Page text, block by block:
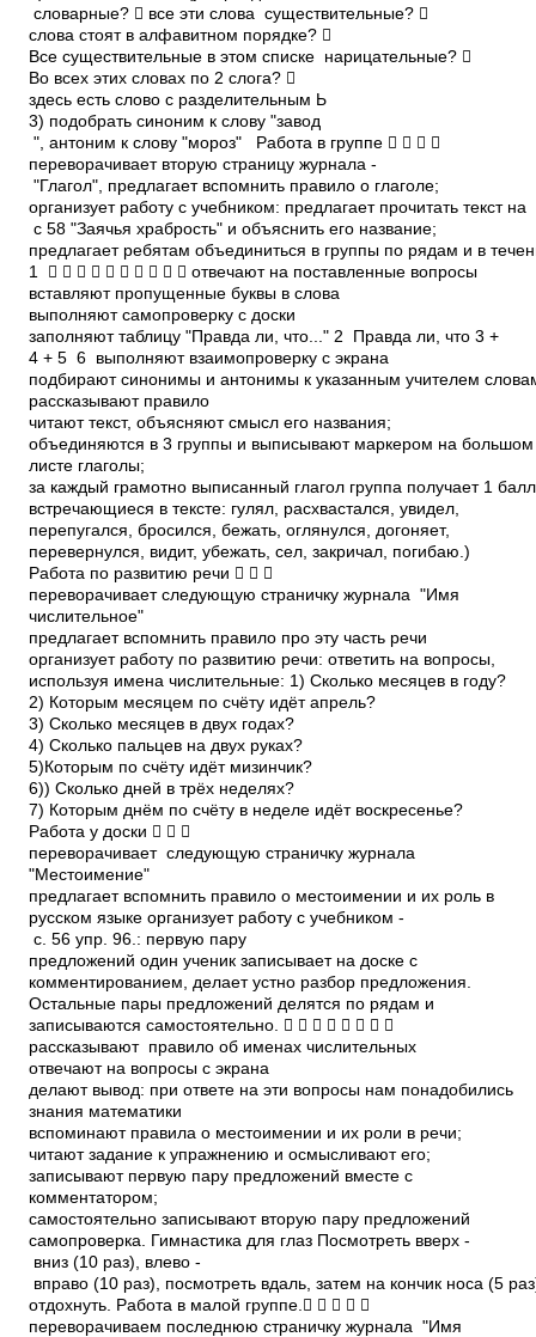
словарные?  все эти слова ­ существительные? 
слова стоят в алфавитном порядке? 
Все существительные в этом списке ­ нарицательные? 
Во всех этих словах по 2 слога? 
здесь есть слово с разделительным Ь
3) подобрать синоним к слову "завод
", антоним к слову "мороз" Работа в группе    
переворачивает вторую страницу журнала ­
"Глагол", предлагает вспомнить правило о глаголе;
организует работу с учебником: предлагает прочитать текст на
с 58 "Заячья храбрость" и объяснить его название;
предлагает ребятам объединиться в группы по рядам и в
1 ­           отвечают на поставленные вопросы
вставляют пропущенные буквы в слова
выполняют самопроверку с доски
заполняют таблицу "Правда ли, что..." 2 ­ Правда ли, что 3 +
4 + 5 ­ 6 ­ выполняют взаимопроверку с экрана
подбирают синонимы и антонимы к указанным учителем
рассказывают правило
читают текст, объясняют смысл его названия;
объединяются в 3 группы и выписывают маркером на
листе глаголы;
за каждый грамотно выписанный глагол группа получает 1
встречающиеся в тексте: гулял, расхвастался, увидел,
перепугался, бросился, бежать, оглянулся, догоняет,
перевернулся, видит, убежать, сел, закричал, погибаю.)
Работа по развитию речи   
переворачивает следующую страничку журнала ­ "Имя
числительное"
предлагает вспомнить правило про эту часть речи
организует работу по развитию речи: ответить на вопросы,
используя имена числительные: 1) Сколько месяцев в году?
2) Которым месяцем по счёту идёт апрель?
3) Сколько месяцев в двух годах?
4) Сколько пальцев на двух руках?
5)Которым по счёту идёт мизинчик?
6)) Сколько дней в трёх неделях?
7) Которым днём по счёту в неделе идёт воскресенье?
Работа у доски   
переворачивает следующую страничку журнала ­
"Местоимение"
предлагает вспомнить правило о местоимении и их роль в
русском языке организует работу с учебником ­
с. 56 упр. 96.: первую пару
предложений один ученик записывает на доске с
комментированием, делает устно разбор предложения.
Остальные пары предложений делятся по рядам и
записываются самостоятельно.        
рассказывают правило об именах числительных
отвечают на вопросы с экрана
делают вывод: при ответе на эти вопросы нам понадобились
знания математики
вспоминают правила о местоимении и их роли в речи;
читают задание к упражнению и осмысливают его;
записывают первую пару предложений вместе с
комментатором;
самостоятельно записывают вторую пару предложений
самопроверка. Гимнастика для глаз Посмотреть вверх ­
вниз (10 раз), влево ­
вправо (10 раз), посмотреть вдаль, затем на кончик носа (5
отдохнуть. Работа в малой группе.    
переворачиваем последнюю страничку журнала ­ "Имя